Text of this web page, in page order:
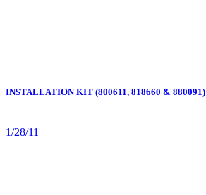
INSTALLATION KIT (800611, 818660 & 880091)
1/28/11